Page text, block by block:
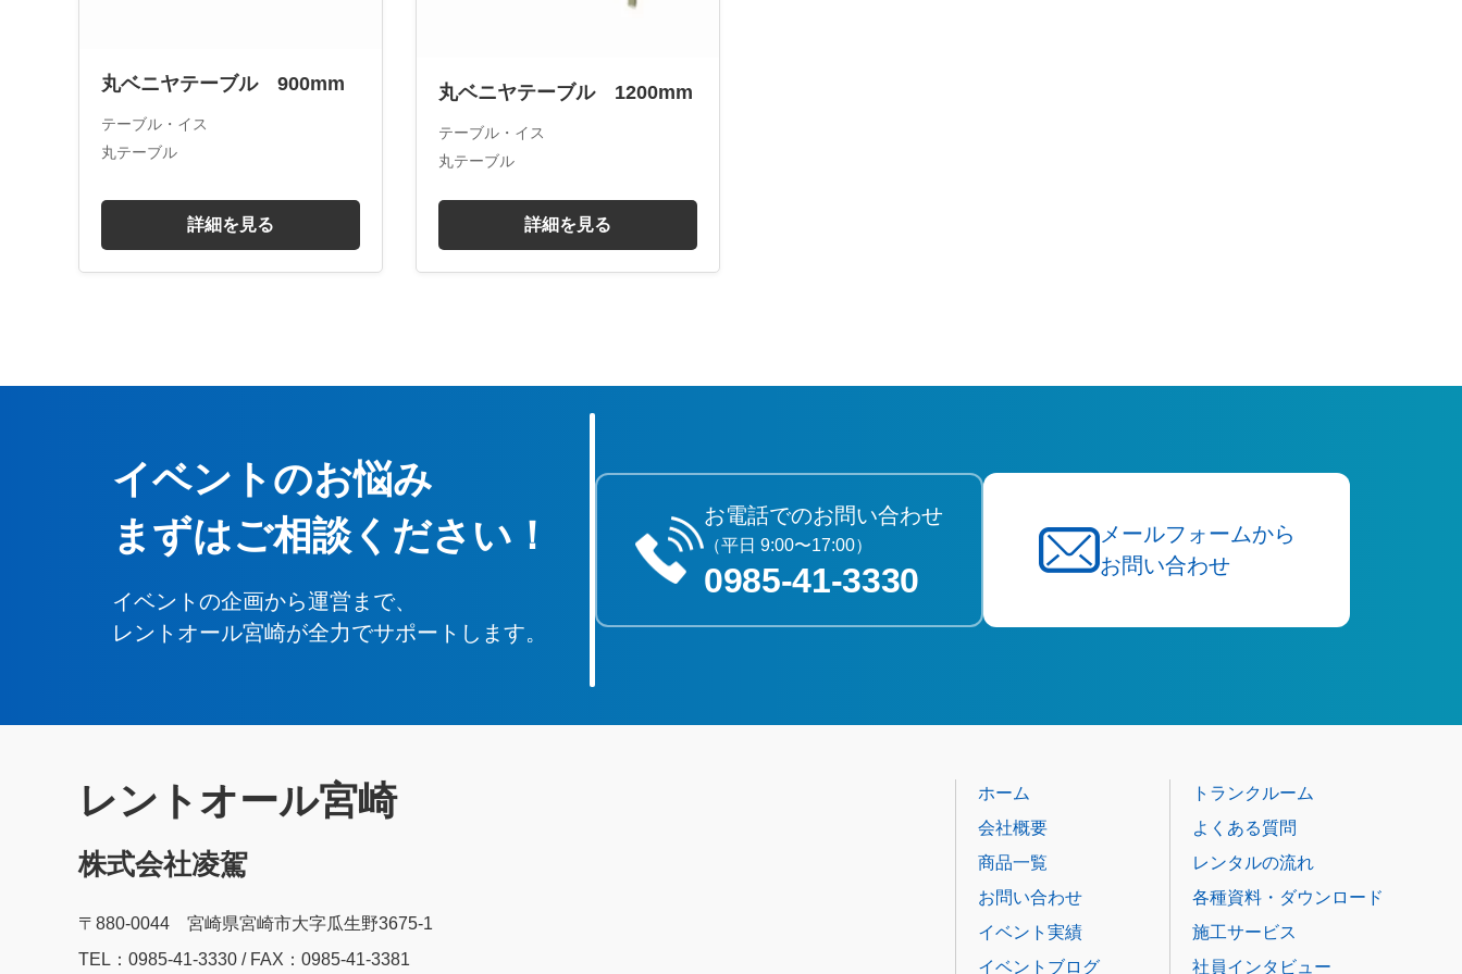
丸ベニヤテーブル 900mm
テーブル・イス
丸テーブル
詳細を見る
丸ベニヤテーブル 1200mm
テーブル・イス
丸テーブル
詳細を見る
イベントのお悩み
まずはご相談ください！
イベントの企画から運営まで、
レントオール宮崎が全力でサポートします。
お電話でのお問い合わせ
（平日 9:00〜17:00）
0985‐41‐3330
メールフォームから
お問い合わせ
レントオール宮崎
株式会社凌駕
〒880-0044 宮崎県宮崎市大字瓜生野3675-1
TEL：0985‐41‐3330 / FAX：0985-41-3381
ホーム
会社概要
商品一覧
お問い合わせ
イベント実績
イベントブログ
トランクルーム
よくある質問
レンタルの流れ
各種資料・ダウンロード
施工サービス
社員インタビュー